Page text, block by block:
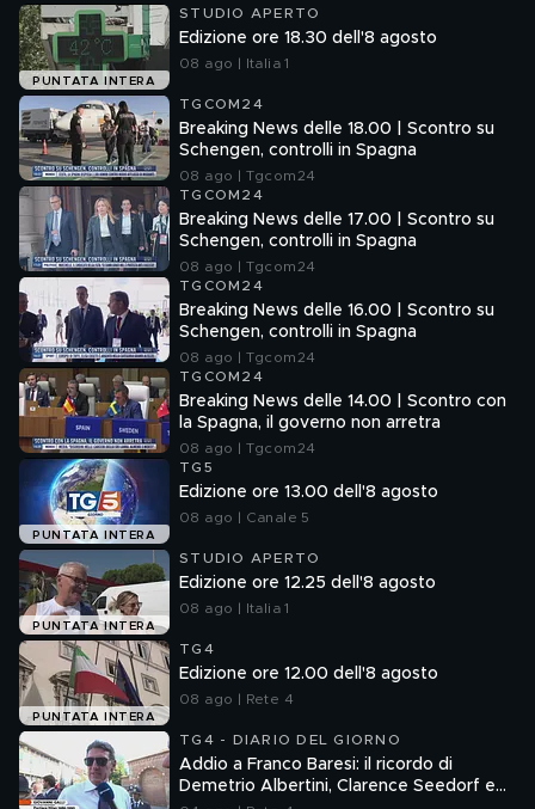
PUNTATA INTERA
STUDIO APERTO
Edizione ore 18.30 dell'8 agosto
08 ago | Italia 1
TGCOM24
Breaking News delle 18.00 | Scontro su
Schengen, controlli in Spagna
08 ago | Tgcom24
TGCOM24
Breaking News delle 17.00 | Scontro su
Schengen, controlli in Spagna
08 ago | Tgcom24
TGCOM24
Breaking News delle 16.00 | Scontro su
Schengen, controlli in Spagna
08 ago | Tgcom24
TGCOM24
Breaking News delle 14.00 | Scontro con
la Spagna, il governo non arretra
08 ago | Tgcom24
PUNTATA INTERA
TG5
Edizione ore 13.00 dell'8 agosto
08 ago | Canale 5
PUNTATA INTERA
STUDIO APERTO
Edizione ore 12.25 dell'8 agosto
08 ago | Italia 1
PUNTATA INTERA
TG4
Edizione ore 12.00 dell'8 agosto
08 ago | Rete 4
TG4 - DIARIO DEL GIORNO
Addio a Franco Baresi: il ricordo di
Demetrio Albertini, Clarence Seedorf e